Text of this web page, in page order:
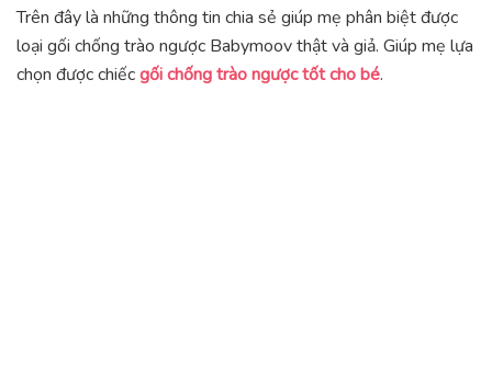
Trên đây là những thông tin chia sẻ giúp mẹ phân biệt được
loại gối chống trào ngược Babymoov thật và giả. Giúp mẹ lựa
chọn được chiếcgối chống trào ngược tốt cho bé.